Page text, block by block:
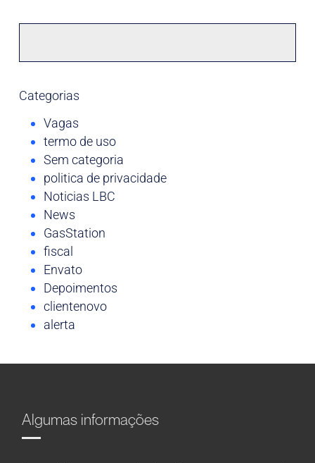
Categorias
Vagas
termo de uso
Sem categoria
politica de privacidade
Noticias LBC
News
GasStation
fiscal
Envato
Depoimentos
clientenovo
alerta
Algumas informações